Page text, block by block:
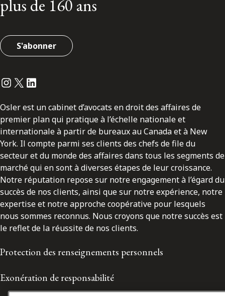
plus de 160 ans
S'abonner
Instagram
Twitter
LinkedIn
Osler est un cabinet d’avocats en droit des affaires de
premier plan qui pratique à l’échelle nationale et
internationale à partir de bureaux au Canada et à New
York. Il compte parmi ses clients des chefs de file du
secteur et du monde des affaires dans tous les segments de
marché qui en sont à diverses étapes de leur croissance.
Notre réputation repose sur notre engagement à l’égard du
succès de nos clients, ainsi que sur notre expérience, notre
expertise et notre approche coopérative pour lesquels
nous sommes reconnus. Nous croyons que notre succès est
le reflet de la réussite de nos clients.
Protection des renseignements personnels
Exonération de responsabilité